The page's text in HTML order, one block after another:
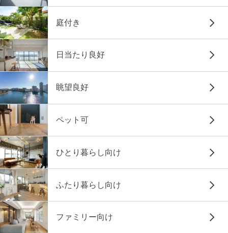
庭付き
日当たり良好
眺望良好
ペット可
ひとり暮らし向け
ふたり暮らし向け
ファミリー向け